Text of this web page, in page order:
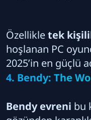
Özellikletek
hoşlanan PC
2025’in en güçlü
4. Bendy: The
Bendy evreni bu